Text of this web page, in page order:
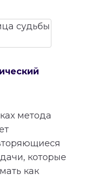
метода
которые
как